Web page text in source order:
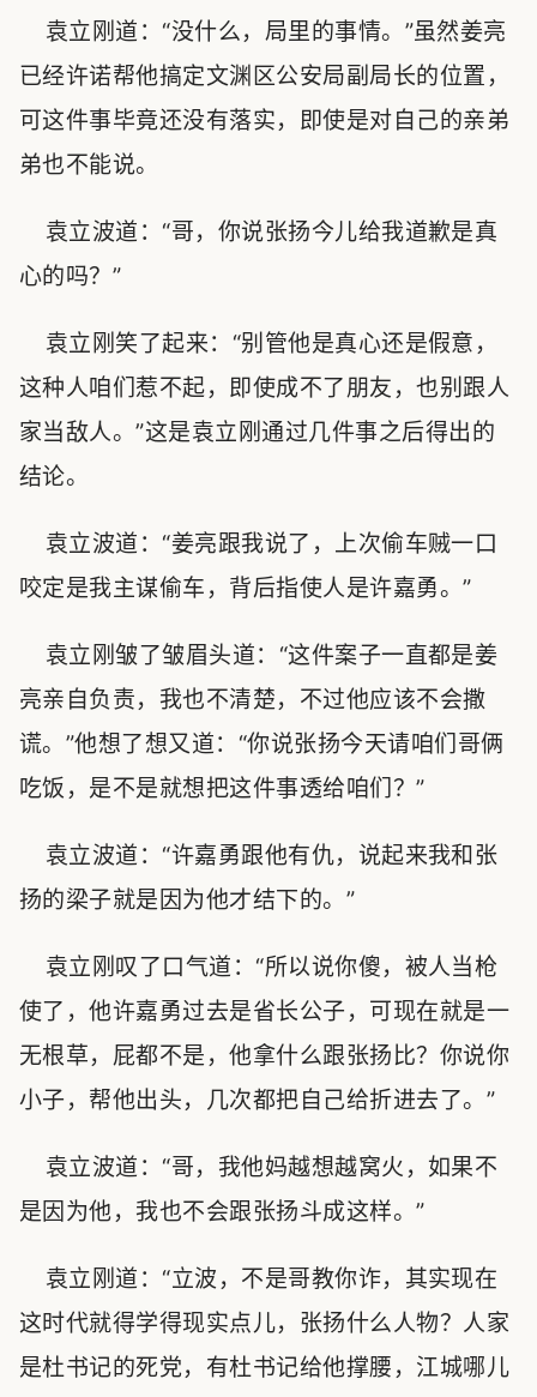
袁立刚道：“没什么，局里的事情。”虽然姜亮
已经许诺帮他搞定文渊区公安局副局长的位置，
可这件事毕竟还没有落实，即使是对自己的亲弟
弟也不能说。
袁立波道：“哥，你说张扬今儿给我道歉是真
心的吗？”
袁立刚笑了起来：“别管他是真心还是假意，
这种人咱们惹不起，即使成不了朋友，也别跟人
家当敌人。”这是袁立刚通过几件事之后得出的
结论。
袁立波道：“姜亮跟我说了，上次偷车贼一口
咬定是我主谋偷车，背后指使人是许嘉勇。”
袁立刚皱了皱眉头道：“这件案子一直都是姜
亮亲自负责，我也不清楚，不过他应该不会撒
谎。”他想了想又道：“你说张扬今天请咱们哥俩
吃饭，是不是就想把这件事透给咱们？”
袁立波道：“许嘉勇跟他有仇，说起来我和张
扬的梁子就是因为他才结下的。”
袁立刚叹了口气道：“所以说你傻，被人当枪
使了，他许嘉勇过去是省长公子，可现在就是一
无根草，屁都不是，他拿什么跟张扬比？你说你
小子，帮他出头，几次都把自己给折进去了。”
袁立波道：“哥，我他妈越想越窝火，如果不
是因为他，我也不会跟张扬斗成这样。”
袁立刚道：“立波，不是哥教你诈，其实现在
这时代就得学得现实点儿，张扬什么人物？人家
是杜书记的死党，有杜书记给他撑腰，江城哪儿